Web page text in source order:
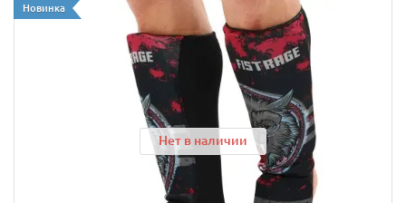
Новинка
Нет в наличии